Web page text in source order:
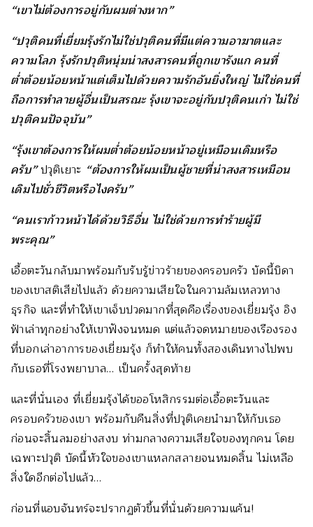
“เขาไม่ต้องการอยู่กับผมต่างหาก”
“ปวุติคนที่เยี่ยมรุ้งรักไม่ใช่ปวุติคนที่มีแต่ความอาฆาตและ
ความโลภ รุ้งรักปวุติหนุ่มน่าสงสารคนที่ถูกเขารังแก คนที่
ต่ำต้อยน้อยหน้าแต่เต็มไปด้วยความรักอันยิ่งใหญ่ ไม่ใช่คนที่
ถือการทำลายผู้อื่นเป็นสรณะ รุ้งเขาจะอยู่กับปวุติคนเก่า ไม่ใช่
ปวุติคนปัจจุบัน”
“รุ้งเขาต้องการให้ผมต่ำต้อยน้อยหน้าอยู่เหมือนเดิมหรือ
ครับ”ปวุติเยาะ “ต้องการให้ผมเป็นผู้ชายที่น่าสงสารเหมือน
เดิมไปชั่วชีวิตหรือไงครับ”
“คนเราก้าวหน้าได้ด้วยวิธีอื่น ไม่ใช่ด้วยการทำร้ายผู้มี
พระคุณ”
เอื้อตะวันกลับมาพร้อมกับรับรู้ข่าวร้ายของครอบครัว บัดนี้บิดา
ของเขาสติเสียไปแล้ว ด้วยความเสียใจในความล้มเหลวทาง
ธุรกิจ และที่ทำให้เขาเจ็บปวดมากที่สุดคือเรื่องของเยี่ยมรุ้ง อิง
ฟ้าเล่าทุกอย่างให้เขาฟังจนหมด แต่แล้วจดหมายของเรืองรอง
ที่บอกเล่าอาการของเยี่ยมรุ้ง ก็ทำให้คนทั้งสองเดินทางไปพบ
กับเธอที่โรงพยาบาล… เป็นครั้งสุดท้าย
และที่นั่นเอง ที่เยี่ยมรุ้งได้ขออโหสิกรรมต่อเอื้อตะวันและ
ครอบครัวของเขา พร้อมกับคืนสิ่งที่ปวุติเคยนำมาให้กับเธอ
ก่อนจะสิ้นลมอย่างสงบ ท่ามกลางความเสียใจของทุกคน โดย
เฉพาะปวุติ บัดนี้หัวใจของเขาแหลกสลายจนหมดสิ้น ไม่เหลือ
สิ่งใดอีกต่อไปแล้ว…
ก่อนที่แอบจันทร์จะปรากฏตัวขึ้นที่นั่นด้วยความแค้น!